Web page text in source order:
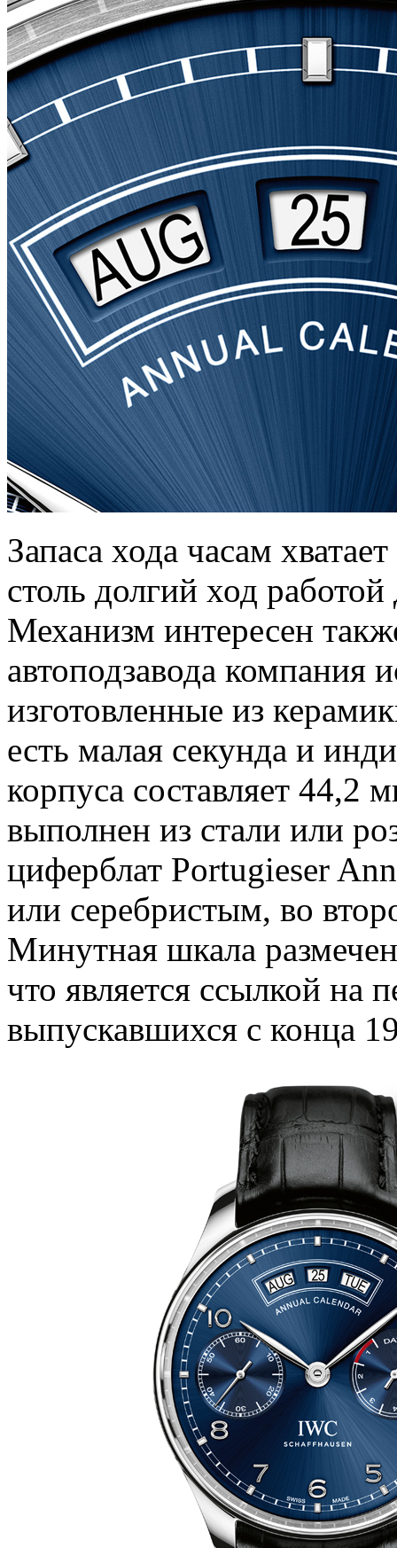
Запаса хода часам
столь долгий ход
Механизм интересен
автоподзавода компания
изготовленные из
есть малая секунда и
корпуса составляет
выполнен из стали или
циферблат Portugieser
или серебристым, во
Минутная шкала
что является ссылкой на
выпускавшихся с конца